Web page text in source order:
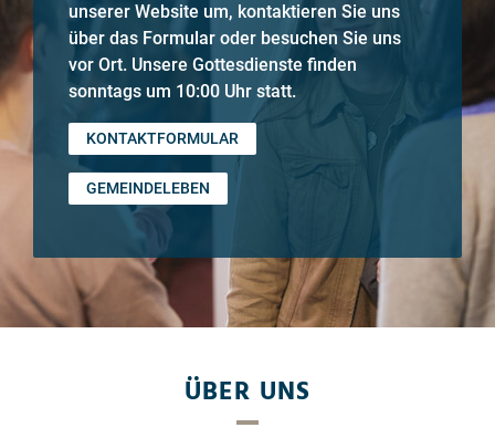
unserer Website um, kontaktieren Sie uns
über das Formular oder besuchen Sie uns
vor Ort. Unsere Gottesdienste finden
sonntags um 10:00 Uhr statt.
KONTAKTFORMULAR
GEMEINDELEBEN
ÜBER UNS